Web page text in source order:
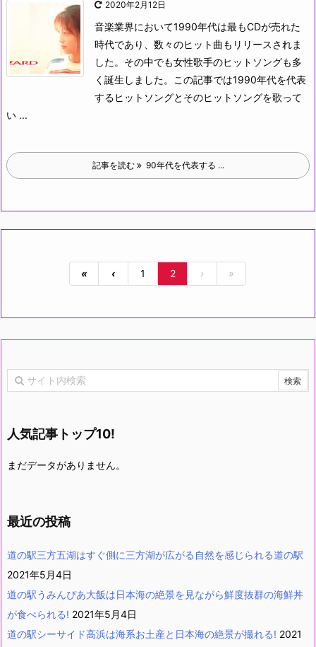
2020年2月12日
音楽業界において1990年代は最もCDが売れた
時代であり、数々のヒット曲もリリースされま
した。その中でも女性歌手のヒットソングも多
く誕生しました。
この記事では1990年代を代表
するヒットソングとそのヒットソングを歌って
い ...
記事を読む 90年代を代表する ...
« ‹ 1 2 › »
人気記事トップ10!
まだデータがありません。
最近の投稿
道の駅三方五湖はすぐ側に三方湖が広がる自然を感じられる道の駅
2021年5月4日
道の駅うみんぴあ大飯は日本海の絶景を見ながら鮮度抜群の海鮮丼
が食べられる! 2021年5月4日
道の駅シーサイド高浜は海系お土産と日本海の絶景が撮れる! 2021